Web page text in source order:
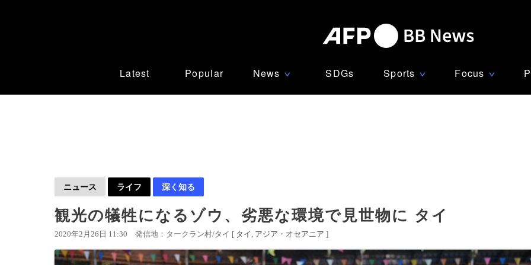
Latest Popular News ∨ SDGs Sports ∨ Focus ∨
ニュース ライフ 深く知る
観光の犠牲になるゾウ、劣悪な環境で見世物に タイ
2020年2月26日 11:30 発信地：タークラン村/タイ [ タイ アジア・オセアニア ]